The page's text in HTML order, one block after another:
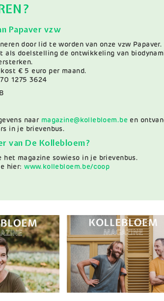
Papaver vzw
door lid te worden van onze vzw Papaver.
als doelstelling de ontwikkeling van
€ 5 euro per maand.
1275 3624
naar magazine@kollebloem.be en
in je brievenbus.
van De Kollebloem?
het magazine sowieso in je brievenbus.
hier:www.kollebloem.be/coop